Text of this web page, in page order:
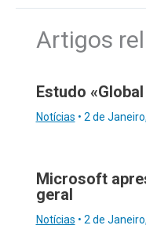
Artigos
Estudo
Notícias • 2 de
Microsoft
geral
Notícias • 2 de